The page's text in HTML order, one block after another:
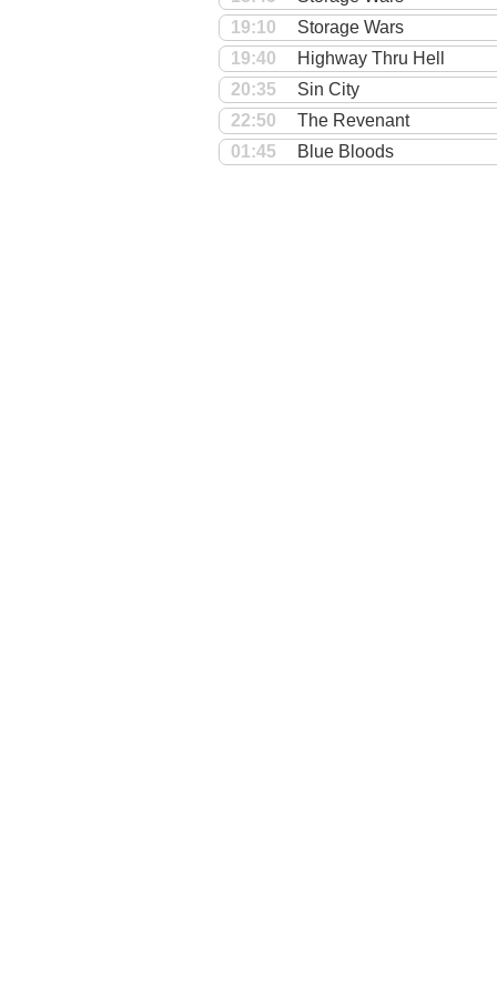
19:10
Storage Wars
19:40
Highway Thru Hell
20:35
Sin City
22:50
The Revenant
01:45
Blue Bloods